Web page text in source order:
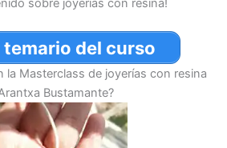
sobre joyerías con resina!
temario del curso
la Masterclass de joyerías con resina
Bustamante?